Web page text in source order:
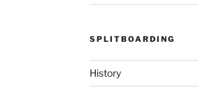
SPLITBOARDING
History